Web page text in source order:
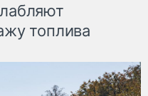
топлива